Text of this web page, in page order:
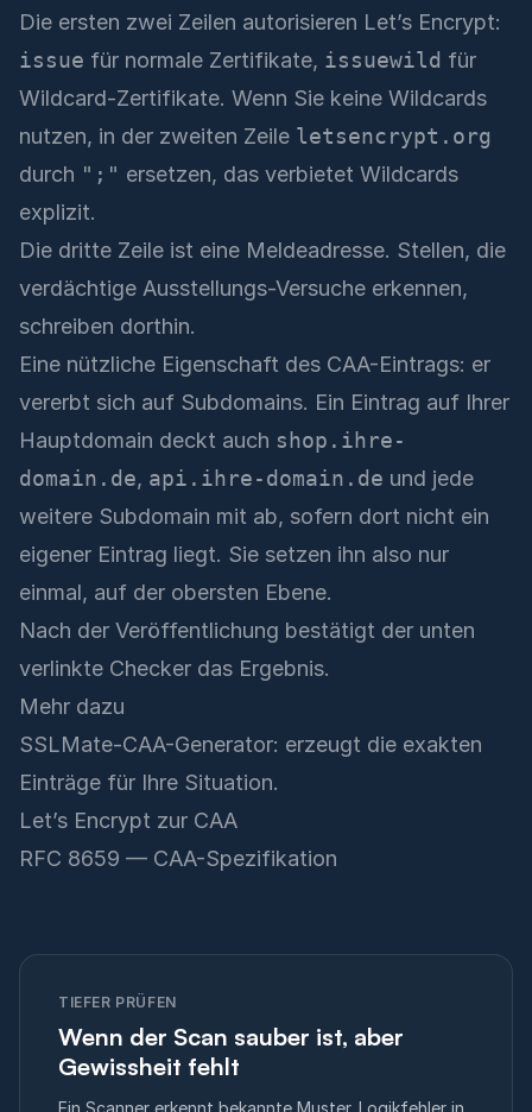
Die ersten zwei Zeilen autorisieren Let’s Encrypt:
issue für normale Zertifikate, issuewild für
Wildcard-Zertifikate. Wenn Sie keine Wildcards
nutzen, in der zweiten Zeile letsencrypt.org
durch ";" ersetzen, das verbietet Wildcards
explizit.
Die dritte Zeile ist eine Meldeadresse. Stellen, die
verdächtige Ausstellungs-Versuche erkennen,
schreiben dorthin.
Eine nützliche Eigenschaft des CAA-Eintrags: er
vererbt sich auf Subdomains. Ein Eintrag auf Ihrer
Hauptdomain deckt auch shop.ihre-
domain.de, api.ihre-domain.de und jede
weitere Subdomain mit ab, sofern dort nicht ein
eigener Eintrag liegt. Sie setzen ihn also nur
einmal, auf der obersten Ebene.
Nach der Veröffentlichung bestätigt der unten
verlinkte Checker das Ergebnis.
Mehr dazu
SSLMate-CAA-Generator: erzeugt die exakten
Einträge für Ihre Situation.
Let’s Encrypt zur CAA
RFC 8659 — CAA-Spezifikation
TIEFER PRÜFEN
Wenn der Scan sauber ist, aber
Gewissheit fehlt
Ein Scanner erkennt bekannte Muster. Logikfehler in